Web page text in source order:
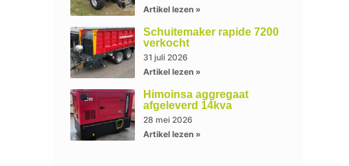
Artikel lezen »
Schuitemaker rapide 7200
verkocht
31 juli 2026
Artikel lezen »
Himoinsa aggregaat
afgeleverd 14kva
28 mei 2026
Artikel lezen »